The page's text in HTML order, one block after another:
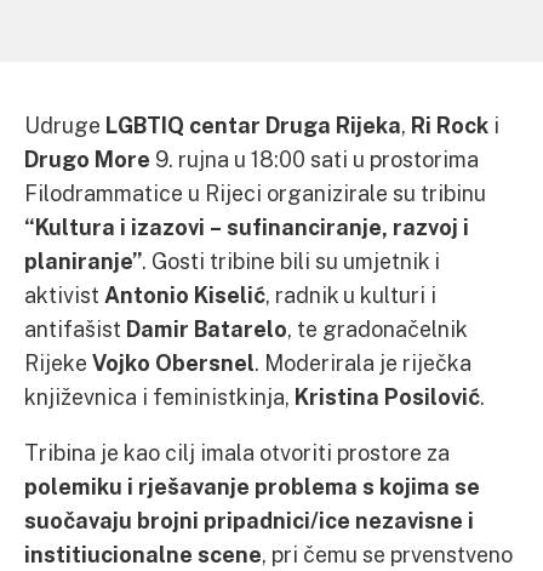
Udruge LGBTIQ centar Druga Rijeka, Ri Rock i
Drugo More 9. rujna u 18:00 sati u prostorima
Filodrammatice u Rijeci organizirale su tribinu
“Kultura i izazovi – sufinanciranje, razvoj i
planiranje”. Gosti tribine bili su umjetnik i
aktivist Antonio Kiselić, radnik u kulturi i
antifašist Damir Batarelo, te gradonačelnik
Rijeke Vojko Obersnel. Moderirala je riječka
književnica i feministkinja, Kristina Posilović.
Tribina je kao cilj imala otvoriti prostore za
polemiku i rješavanje problema s kojima se
suočavaju brojni pripadnici/ice nezavisne i
institiucionalne scene, pri čemu se prvenstveno